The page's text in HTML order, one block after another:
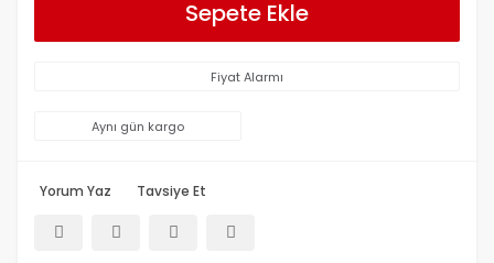
Sepete Ekle
Fiyat Alarmı
Aynı gün kargo
Yorum Yaz Tavsiye Et